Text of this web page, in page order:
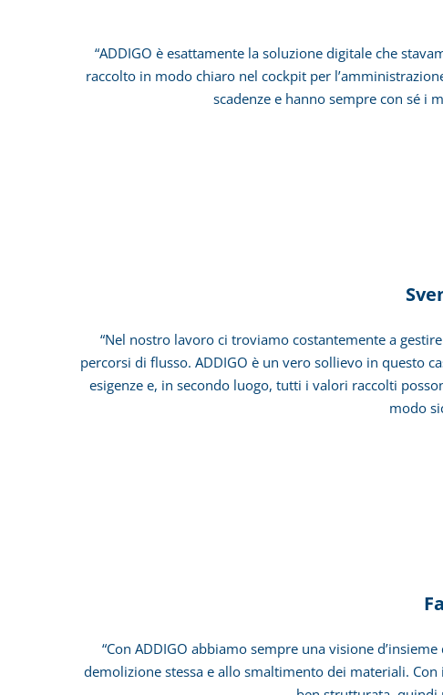
“ADDIGO è esattamente la soluzione digitale che
raccolto in modo chiaro nel cockpit per
scadenze e hanno sempre con sé i
Settore:
“Nel nostro lavoro ci troviamo costantemente a
percorsi di flusso. ADDIGO è un vero sollievo in questo
esigenze e, in secondo luogo, tutti i valori raccolti
modo
Settore: Installatore
“Con ADDIGO abbiamo sempre una visione
demolizione stessa e allo smaltimento dei materiali.